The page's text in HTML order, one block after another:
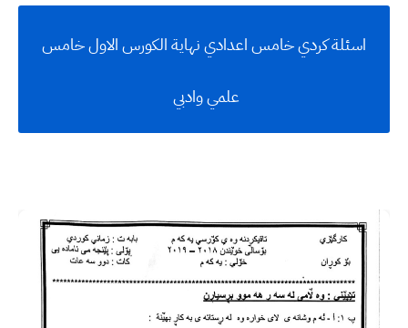
اسئلة كردي خامس اعدادي نهاية الكورس الاول خامس
علمي وادبي